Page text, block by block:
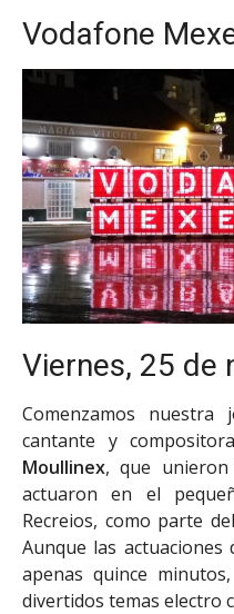
Vodafone
Viernes, 25 de
Comenzamos
cantante y
Moullinex, que
actuaron en el
Recreios, como parte
Aunque las
apenas quince
divertidos temas electro